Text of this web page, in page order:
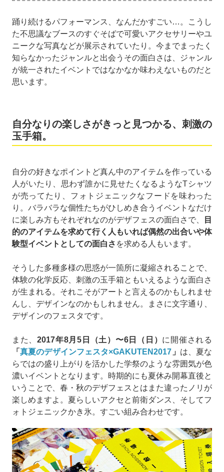
踊り続けるパフォーマンス、なんだかすごい…。こうし
た不思議なブースのすぐそばで可愛いアクセサリーやユ
ニークな写真などが展示されていたり。今までまったく
知らなかったジャンルと出会うその面白さは、ジャンル
が統一されたイベントではなかなか味わえないものだと
思います。
自分なりの楽しさがきっと見つかる、刺激の
玉手箱。
自分の好きなポイントど真ん中のアイテムを作っている
人がいたり、思わず誰かに見せたくなるようなTシャツ
が売ってたり、フォトジェニックなフードを味わった
り。バラバラな個性たちがひしめき合うイベントなだけ
に楽しみ方もそれぞれなのがデザフェスの面白さで、
目
的のアイテムを求めて行く人もいれば偶然の出合いや体
験型イベントとしての面白さ を求める人もいます。
そうした多種多様の思惑が一箇所に凝縮されることで、
体験の化学反応、刺激の玉手箱ともいえるような面白さ
が生まれる。それこそがアートと言えるのかもしれませ
んし、デザインなのかもしれません。まさに文字通り、
デザインのフェスタです。
また、2017年8月5日（土）〜6日（日） に開催される
「真夏のデザインフェスタ×GAKUTEN2017 」 は、夏な
らではの盛り上がりを活かした学祭のような雰囲気が色
濃いイベントとなります。時期的にも夏休み開幕直後と
いうことで、春・秋のデザフェスとはまた違ったノリが
楽しめますよ。夏らしいアクセと前衛ダンス、そしてフ
ォトジェニックかき氷。すごい組み合わせです。